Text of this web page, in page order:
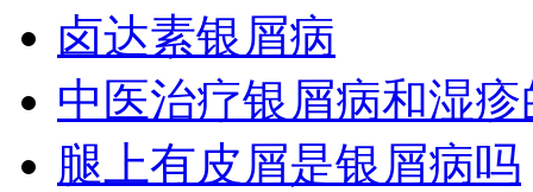
卤达素银屑病
中医治疗银屑病和湿
腿上有皮屑是银屑病吗